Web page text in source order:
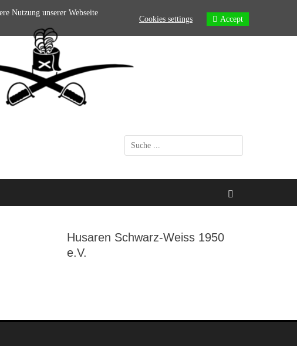
Suchen
nach:
Husaren Schwarz-Weiss 1950
e.V.
Nutzung unserer Webseite
Cookies settings Accept